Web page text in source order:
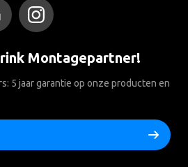
Montagepartner!
5 jaar garantie op onze producten en